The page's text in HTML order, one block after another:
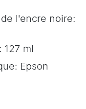
l'encre noire:
ml
Epson